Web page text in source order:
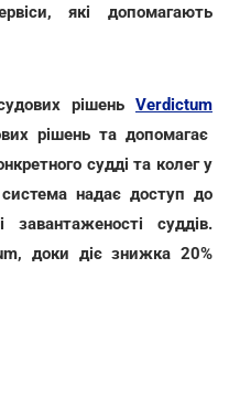
які допомагають
рішень Verdictum
рішень та допомагає
судді та колег у
надає доступ до
суддів.
доки діє знижка 20%